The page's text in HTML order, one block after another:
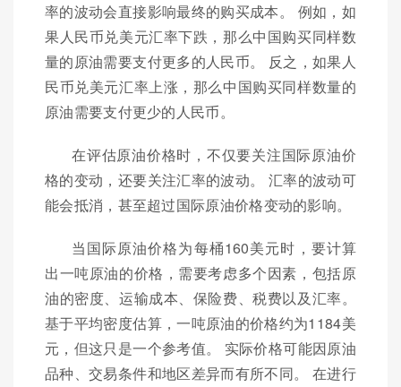
率的波动会直接影响最终的购买成本。 例如，如
果人民币兑美元汇率下跌，那么中国购买同样数
量的原油需要支付更多的人民币。 反之，如果人
民币兑美元汇率上涨，那么中国购买同样数量的
原油需要支付更少的人民币。
在评估原油价格时，不仅要关注国际原油价
格的变动，还要关注汇率的波动。 汇率的波动可
能会抵消，甚至超过国际原油价格变动的影响。
当国际原油价格为每桶160美元时，要计算
出一吨原油的价格，需要考虑多个因素，包括原
油的密度、运输成本、保险费、税费以及汇率。
基于平均密度估算，一吨原油的价格约为1184美
元，但这只是一个参考值。 实际价格可能因原油
品种、交易条件和地区差异而有所不同。 在进行